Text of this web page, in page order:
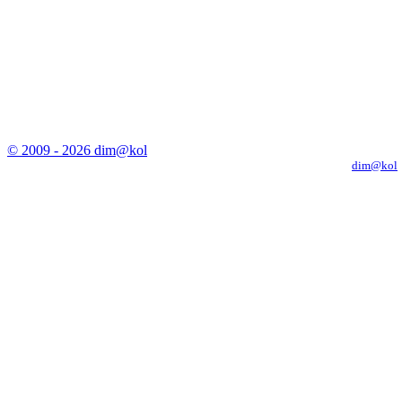
© 2009 - 2026 dim@kol
dim@kol